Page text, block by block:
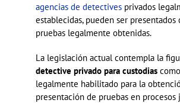
agencias de detectivesprivados
establecidas, pueden ser presentados
pruebas legalmente obtenidas.
La legislación actual contempla la
detective privado para custodias
legalmente habilitado para la
presentación de pruebas en procesos